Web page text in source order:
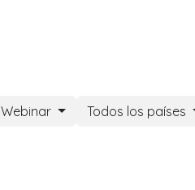
Webinar Todos los países